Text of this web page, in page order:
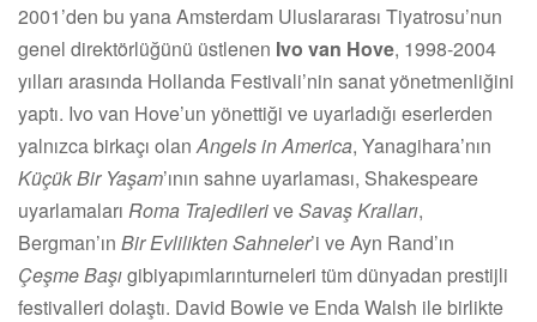
2001’den bu yana Amsterdam Uluslararası Tiyatrosu’nun
genel direktörlüğünü üstlenen Ivo van Hove, 1998-2004
yılları arasında Hollanda Festivali’nin sanat yönetmenliğini
yaptı. Ivo van Hove’un yönettiği ve uyarladığı eserlerden
yalnızca birkaçı olan Angels in America, Yanagihara’nın
Küçük Bir Yaşam’ının sahne uyarlaması, Shakespeare
uyarlamaları Roma TrajedileriveSavaş Kralları,
Bergman’ın Bir Evlilikten Sahneler’i ve Ayn Rand’ın
Çeşme Başıgibiyapımlarınturneleri tüm dünyadan prestijli
festivalleri dolaştı. David Bowie ve Enda Walsh ile birlikte